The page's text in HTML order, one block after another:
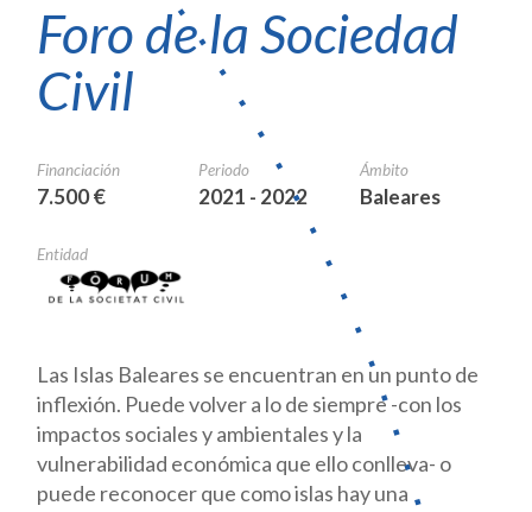
Foro de la Sociedad
Civil
Financiación
7.500 €
Periodo
2021 - 2022
Ámbito
Baleares
Entidad
Las Islas Baleares se encuentran en un punto de
inflexión. Puede volver a lo de siempre -con los
impactos sociales y ambientales y la
vulnerabilidad económica que ello conlleva- o
puede reconocer que como islas hay una